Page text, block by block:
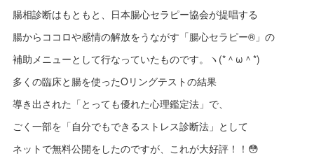
腸相診断はもともと、日本腸心セラピー協会が提唱する
腸からココロや感情の解放をうながす「腸心セラピー®︎」の
補助メニューとして行なっていたものです。ヽ(*＾ω＾*)
多くの臨床と腸を使ったOリングテストの結果
導き出された「とっても優れた心理鑑定法」で、
ごく一部を「自分でもできるストレス診断法」として
ネットで無料公開をしたのですが、これが大好評！！😳